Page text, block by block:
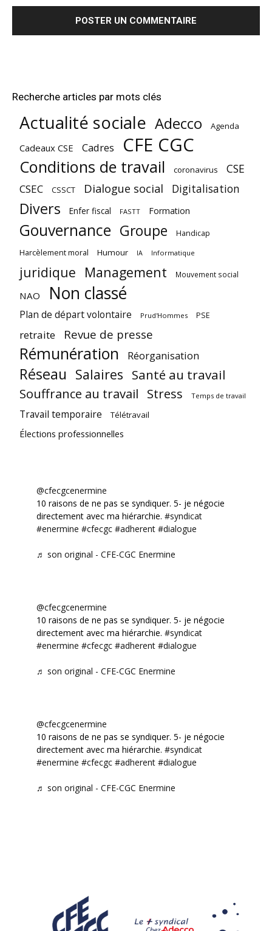
Recherche articles par mots clés
Actualité sociale Adecco Agenda
Cadeaux CSE Cadres CFE CGC
Conditions de travail coronavirus CSE
CSEC CSSCT Dialogue social Digitalisation
Divers Enfer fiscal FASTT Formation
Gouvernance Groupe Handicap
Harcèlement moral Humour IA Informatique
juridique Management Mouvement social
NAO Non classé
Plan de départ volontaire Prud'Hommes PSE
retraite Revue de presse
Rémunération Réorganisation
Réseau Salaires Santé au travail
Souffrance au travail Stress Temps de travail
Travail temporaire Télétravail
Élections professionnelles
@cfecgcenermine
10 raisons de ne pas se syndiquer. 5- je négocie
directement avec ma hiérarchie. #syndicat
#enermine #cfecgc #adherent #dialogue
♬ son original - CFE-CGC Enermine
@cfecgcenermine
10 raisons de ne pas se syndiquer. 5- je négocie
directement avec ma hiérarchie. #syndicat
#enermine #cfecgc #adherent #dialogue
♬ son original - CFE-CGC Enermine
@cfecgcenermine
10 raisons de ne pas se syndiquer. 5- je négocie
directement avec ma hiérarchie. #syndicat
#enermine #cfecgc #adherent #dialogue
♬ son original - CFE-CGC Enermine